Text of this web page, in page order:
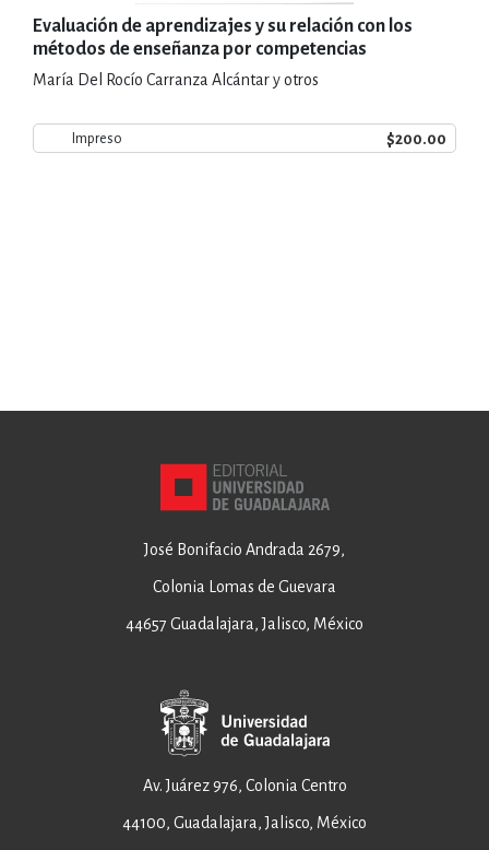
Evaluación de aprendizajes y su relación con los
métodos de enseñanza por competencias
María Del Rocío Carranza Alcántar y otros
Impreso $200.00
José Bonifacio Andrada 2679,
Colonia Lomas de Guevara
44657 Guadalajara, Jalisco, México
Av. Juárez 976, Colonia Centro
44100, Guadalajara, Jalisco, México